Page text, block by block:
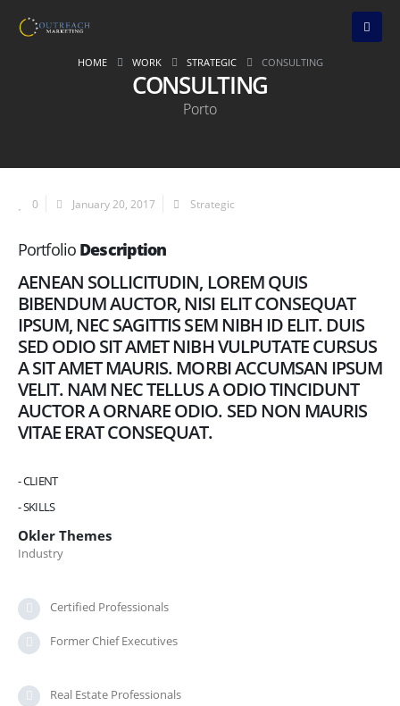
HOME WORK STRATEGIC CONSULTING
CONSULTING
Porto
0 January 20, 2017 Strategic
Portfolio Description
AENEAN SOLLICITUDIN, LOREM QUIS
BIBENDUM AUCTOR, NISI ELIT CONSEQUAT
IPSUM, NEC SAGITTIS SEM NIBH ID ELIT. DUIS
SED ODIO SIT AMET NIBH VULPUTATE CURSUS
A SIT AMET MAURIS. MORBI ACCUMSAN IPSUM
VELIT. NAM NEC TELLUS A ODIO TINCIDUNT
AUCTOR A ORNARE ODIO. SED NON MAURIS
VITAE ERAT CONSEQUAT.
- CLIENT
- SKILLS
Okler Themes
Industry
Certified Professionals
Former Chief Executives
Real Estate Professionals